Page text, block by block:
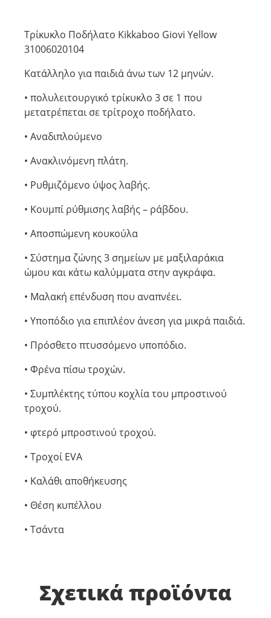
Τρίκυκλο Ποδήλατο Kikkaboo Giovi Yellow
31006020104
Κατάλληλο για παιδιά άνω των 12 μηνών.
• πολυλειτουργικό τρίκυκλο 3 σε 1 που
μετατρέπεται σε τρίτροχο ποδήλατο.
• Αναδιπλούμενο
• Ανακλινόμενη πλάτη.
• Ρυθμιζόμενο ύψος λαβής.
• Κουμπί ρύθμισης λαβής – ράβδου.
• Αποσπώμενη κουκούλα
• Σύστημα ζώνης 3 σημείων με μαξιλαράκια
ώμου και κάτω καλύμματα στην αγκράφα.
• Μαλακή επένδυση που αναπνέει.
• Υποπόδιο για επιπλέον άνεση για μικρά παιδιά.
• Πρόσθετο πτυσσόμενο υποπόδιο.
• Φρένα πίσω τροχών.
• Συμπλέκτης τύπου κοχλία του μπροστινού
τροχού.
• φτερό μπροστινού τροχού.
• Τροχοί EVA
• Καλάθι αποθήκευσης
• Θέση κυπέλλου
• Τσάντα
Σχετικά προϊόντα